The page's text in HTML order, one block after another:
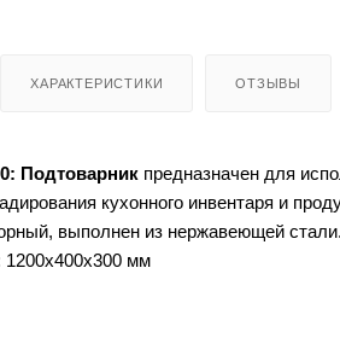
ХАРАКТЕРИСТИКИ ОТЗЫВЫ
Подтоварник предназначен для
кухонного инвентаря и
выполнен из нержавеющей стали.
мм